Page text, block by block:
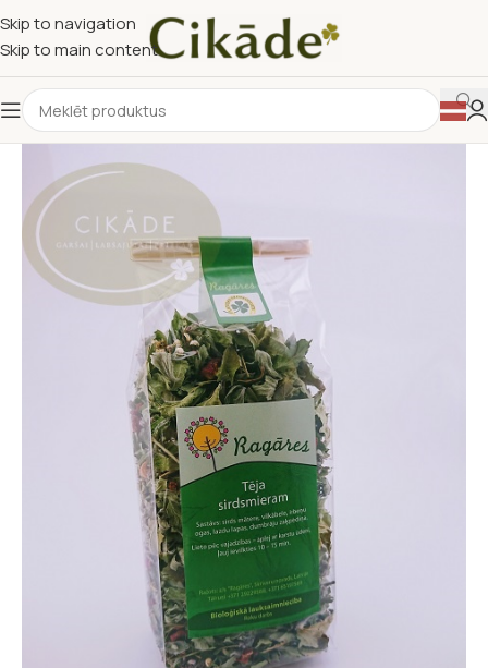
Skip to navigation
Skip to main content